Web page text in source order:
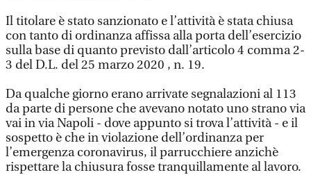
Il titolare è stato sanzionato e l’attività è stata chiusa
con tanto di ordinanza affissa alla porta dell’esercizio
sulla base di quanto previsto dall’articolo 4 comma 2-
3 del D.L. del 25 marzo 2020 , n. 19.
Da qualche giorno erano arrivate segnalazioni al 113
da parte di persone che avevano notato uno strano via
vai in via Napoli - dove appunto si trova l’attività - e il
sospetto è che in violazione dell’ordinanza per
l’emergenza coronavirus, il parrucchiere anzichè
rispettare la chiusura fosse tranquillamente al lavoro.